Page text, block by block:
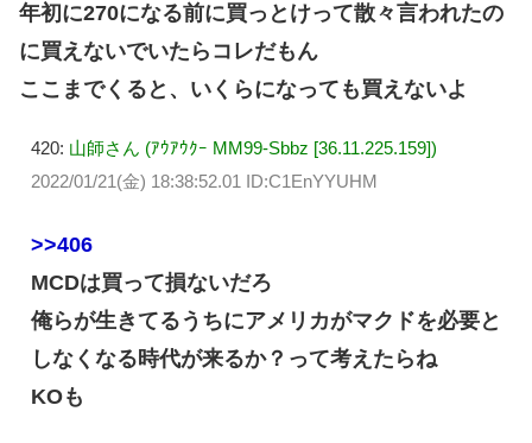
年初に270になる前に買っとけって散々言われたの
に買えないでいたらコレだもん
ここまでくると、いくらになっても買えないよ
420: 山師さん (ｱｳｱｳｸｰ MM99-Sbbz [36.11.225.159])
2022/01/21(金) 18:38:52.01 ID:C1EnYYUHM
>>406
MCDは買って損ないだろ
俺らが生きてるうちにアメリカがマクドを必要と
しなくなる時代が来るか？って考えたらね
KOも